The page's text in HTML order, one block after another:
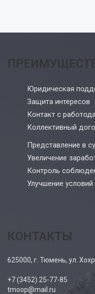
Юридическая
Защита интересов
Контакт с
Коллективный
Представление в
Увеличение
Контроль
Улучшение условий
КОНТАКТЫ
625000, г. Тюмень, ул.
+7 (3452) 25-77-85
tmoop@mail.ru